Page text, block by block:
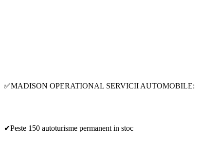
✅MADISON OPERATIONAL SERVICII AUTOMOBILE:
✔Peste 150 autoturisme permanent in stoc